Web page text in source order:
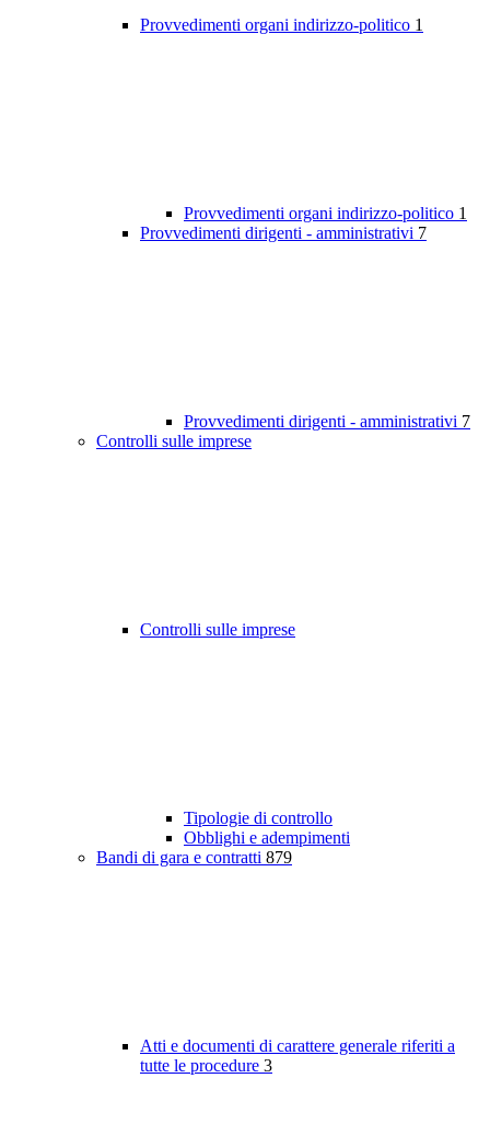
Provvedimenti organi indirizzo-politico 1
Provvedimenti organi indirizzo-politico 1
Provvedimenti dirigenti - amministrativi 7
Provvedimenti dirigenti - amministrativi 7
Controlli sulle imprese
Controlli sulle imprese
Tipologie di controllo
Obblighi e adempimenti
Bandi di gara e contratti 879
Atti e documenti di carattere generale riferiti a
tutte le procedure 3